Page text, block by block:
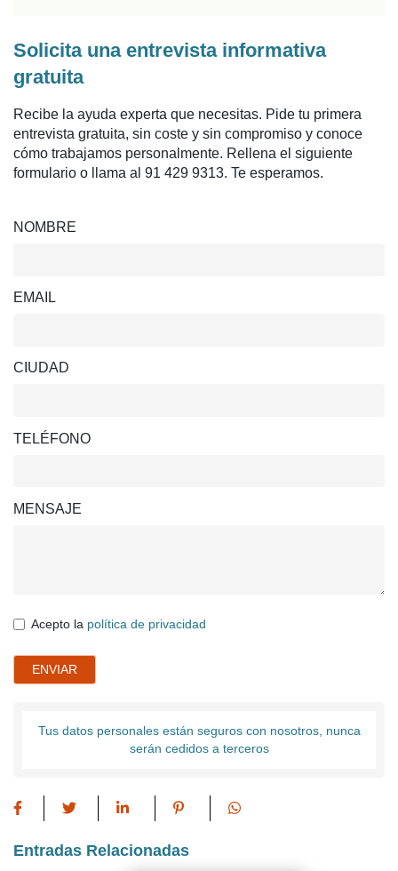
Solicita una entrevista informativa
gratuita
Recibe la ayuda experta que necesitas. Pide tu primera
entrevista gratuita, sin coste y sin compromiso y conoce
cómo trabajamos personalmente. Rellena el siguiente
formulario o llama al 91 429 9313. Te esperamos.
NOMBRE
EMAIL
CIUDAD
TELÉFONO
MENSAJE
Acepto la política de privacidad
ENVIAR
Tus datos personales están seguros con nosotros, nunca
serán cedidos a terceros
Entradas Relacionadas